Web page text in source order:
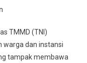
TMMD (TNI)
warga dan instansi
tampak membawa